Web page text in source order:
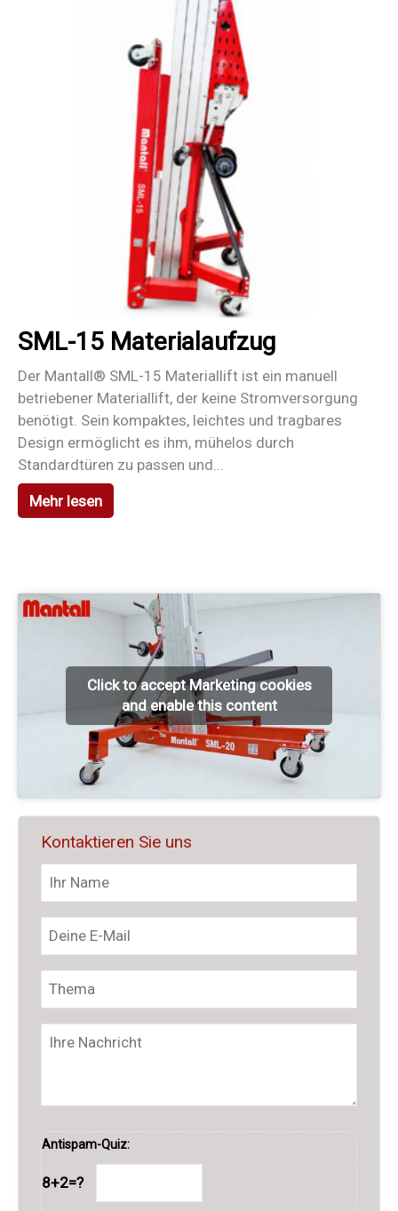
SML-15 Materialaufzug
Der Mantall® SML-15 Materiallift ist ein manuell
betriebener Materiallift, der keine Stromversorgung
benötigt. Sein kompaktes, leichtes und tragbares
Design ermöglicht es ihm, mühelos durch
Standardtüren zu passen und...
Mehr lesen
Click to accept Marketing cookies
and enable this content
Kontaktieren Sie uns
Antispam-Quiz:
8+2=?